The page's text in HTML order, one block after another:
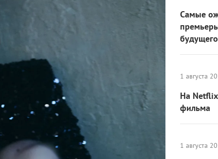
Самые
будущего
1 августа
На
фильма
1 августа